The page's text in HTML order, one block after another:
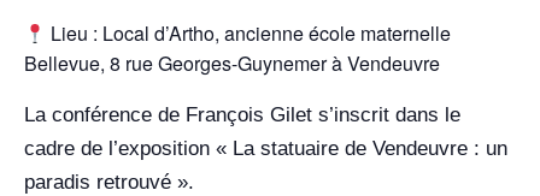
Lieu : Local d’Artho, ancienne école maternelle
Bellevue, 8 rue Georges-Guynemer à Vendeuvre
La conférence de François Gilet s’inscrit dans le
cadre de l’exposition « La statuaire de Vendeuvre : un
paradis retrouvé ».